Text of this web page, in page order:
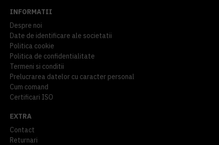
INFORMATII
Despre noi
Date de identificare ale societatii
Politica cookie
Politica de confidentialitate
Termeni si conditii
Prelucrarea datelor cu caracter personal
Cum comand
Certificari ISO
EXTRA
Contact
Returnari